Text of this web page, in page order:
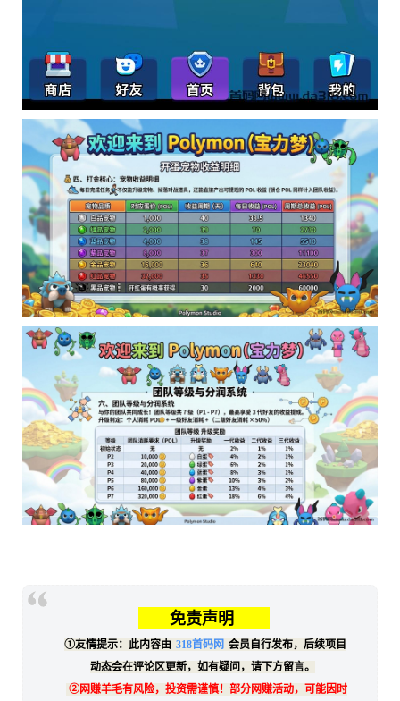
免责声明
①友情提示：此内容由 318首码网 会员自行发布，后续项目
动态会在评论区更新，如有疑问，请下方留言。
②网赚羊毛有风险，投资需谨慎！部分网赚活动，可能因时